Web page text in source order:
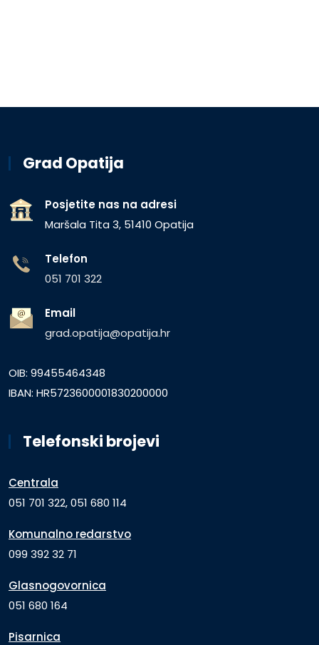
Grad Opatija
Posjetite nas na adresi
Maršala Tita 3, 51410 Opatija
Telefon
051 701 322
Email
grad.opatija@opatija.hr
OIB: 99455464348
IBAN: HR5723600001830200000
Telefonski brojevi
Centrala
051 701 322, 051 680 114
Komunalno redarstvo
099 392 32 71
Glasnogovornica
051 680 164
Pisarnica